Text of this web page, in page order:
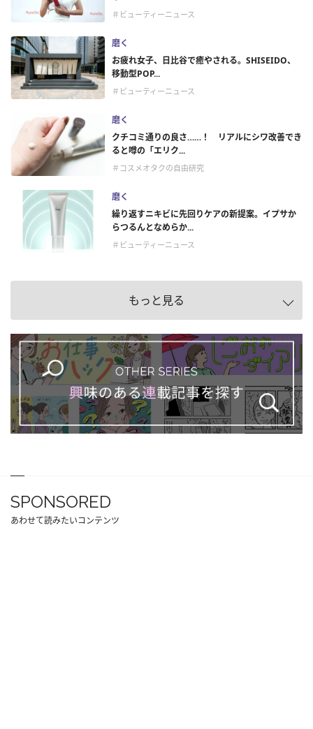
＃ビューティーニュース
磨く
お疲れ女子、日比谷で癒やされる。SHISEIDO、
移動型POP...
＃ビューティーニュース
磨く
クチコミ通りの良さ……！ リアルにシワ改善でき
ると噂の「エリク...
＃コスメオタクの自由研究
磨く
繰り返すニキビに先回りケアの新提案。イプサか
らつるんとなめらか...
＃ビューティーニュース
もっと見る
SPONSORED
あわせて読みたいコンテンツ